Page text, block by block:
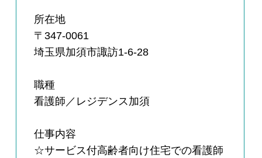
所在地
〒347-0061
埼玉県加須市諏訪1-6-28
職種
看護師／レジデンス加須
仕事内容
☆サービス付高齢者向け住宅での看護師